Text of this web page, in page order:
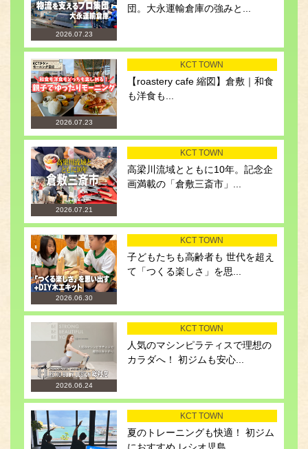
2026.07.23
団。大永運輸倉庫の強みと...
2026.07.23
KCT TOWN
【roastery cafe 縮図】倉敷｜和食
も洋食も...
2026.07.21
KCT TOWN
高梁川流域とともに10年。記念企
画満載の「倉敷三斎市」...
2026.06.30
KCT TOWN
子どもたちも高齢者も 世代を超え
て「つくる楽しさ」を思...
2026.06.24
KCT TOWN
人気のマシンピラティスで理想の
カラダへ！ 初ジムも安心...
KCT TOWN
夏のトレーニングも快適！ 初ジム